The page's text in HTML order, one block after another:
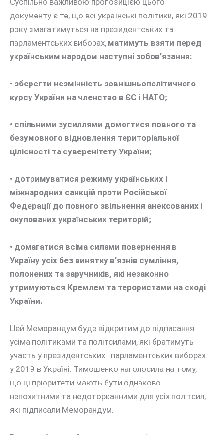
документу є те, що всі українські політики, які 2019
року змагатимуться на президентських та
парламентських виборах, матимуть взяти перед
українським народом наступні зобов’язання:
• зберегти незмінність зовнішньополітичного
курсу України на членство в ЄС і НАТО;
• спільними зусиллями домогтися повного та
безумовного відновлення територіальної
цілісності та суверенітету України;
• дотримуватися режиму українських і
міжнародних санкцій проти Російської
Федерації до повного звільнення анексованих і
окупованих українських територій;
• домагатися всіма силами повернення в
Україну усіх без винятку в’язнів сумління,
полонених та заручників, які незаконно
утримуються Кремлем та терористами на сході
України.
Цей Меморандум буде відкритим до підписання
усіма політиками та політсилами, які братимуть
участь у президентських і парламентських виборах
у 2019 в Україні. Тимошенко наголосила на тому,
що ці пріоритети мають бути однаково
непохитними та недоторканними для усіх політсил,
які підписали Меморандум.